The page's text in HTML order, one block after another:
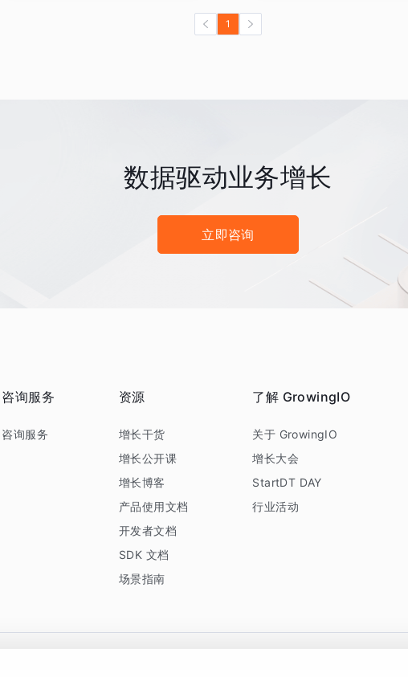
1
数据驱动业务增长
立即咨询
咨询服务
咨询服务
资源
增长干货
增长公开课
增长博客
产品使用文档
开发者文档
SDK 文档
场景指南
了解 GrowingIO
关于 GrowingIO
增长大会
StartDT DAY
行业活动